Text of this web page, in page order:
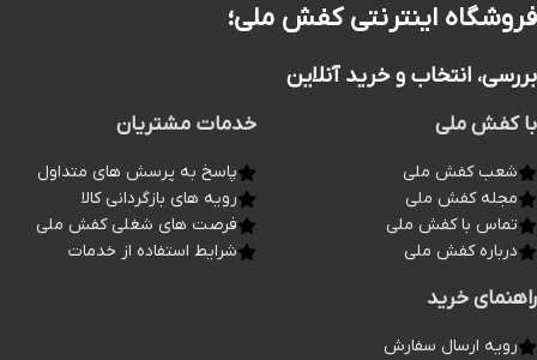
فروشگاه اینترنتی کفش ملی؛
بررسی، انتخاب و خرید آنلاین
با کفش ملی
شعب کفش ملی
مجله کفش ملی
تماس با کفش ملی
درباره کفش ملی
خدمات مشتریان
پاسخ به پرسش های متداول
رویه های بازگردانی کالا
فرصت های شغلی کفش ملی
شرایط استفاده از خدمات
راهنمای خرید
رویه ارسال سفارش